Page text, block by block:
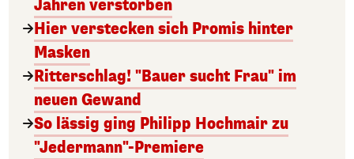
Jahren verstorben
Hier verstecken sich Promis hinter
Masken
Ritterschlag! "Bauer sucht Frau" im
neuen Gewand
So lässig ging Philipp Hochmair zu
"Jedermann"-Premiere